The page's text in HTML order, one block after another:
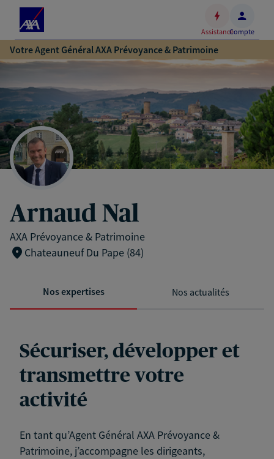
Accéder
au
contenu
Accéder
au
pied
de
page
AssistanceCompte
Votre Agent Général AXA Prévoyance & Patrimoine
Arnaud Nal
AXA Prévoyance & Patrimoine
Chateauneuf Du Pape (84)
Nos expertises Nos actualités
Sécuriser, développer et
transmettre votre
activité
En tant qu’Agent Général AXA Prévoyance &
Patrimoine, j’accompagne les dirigeants,